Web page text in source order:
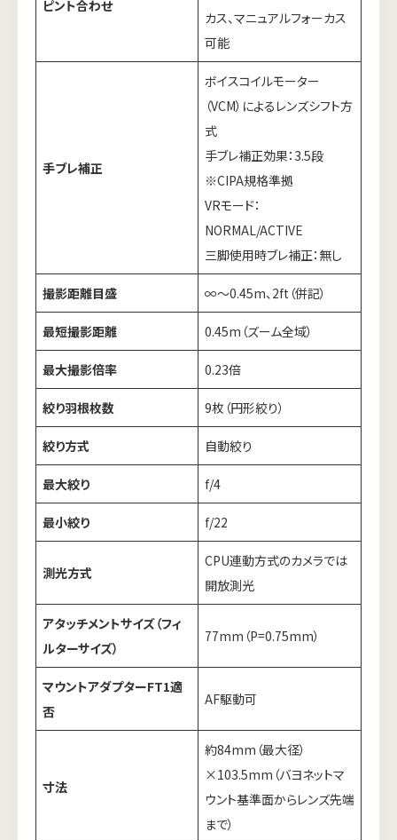
ピント合わせ
カス、マニュアルフォーカス
可能
手ブレ補正
ボイスコイルモーター
（VCM）によるレンズシフト方
式
手ブレ補正効果：3.5段
※CIPA規格準拠
VRモード：
NORMAL/ACTIVE
三脚使用時ブレ補正：無し
撮影距離目盛 ∞～0.45m、2ft（併記）
最短撮影距離 0.45m（ズーム全域）
最大撮影倍率 0.23倍
絞り羽根枚数 9枚（円形絞り）
絞り方式 自動絞り
最大絞り f/4
最小絞り f/22
測光方式
CPU連動方式のカメラでは
開放測光
アタッチメントサイズ（フィ
ルターサイズ）
77mm（P=0.75mm）
マウントアダプターFT1適
否
AF駆動可
寸法
約84mm（最大径）
×103.5mm（バヨネットマ
ウント基準面からレンズ先端
まで）